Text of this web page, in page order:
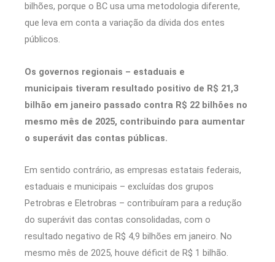
bilhões, porque o BC usa uma metodologia diferente,
que leva em conta a variação da dívida dos entes
públicos.
Os governos regionais – estaduais e
municipais tiveram resultado positivo de R$ 21,3
bilhão em janeiro passado contra R$ 22 bilhões no
mesmo mês de 2025, contribuindo para aumentar
o superávit das contas públicas.
Em sentido contrário, as empresas estatais federais,
estaduais e municipais – excluídas dos grupos
Petrobras e Eletrobras – contribuíram para a redução
do superávit das contas consolidadas, com o
resultado negativo de R$ 4,9 bilhões em janeiro. No
mesmo mês de 2025, houve déficit de R$ 1 bilhão.